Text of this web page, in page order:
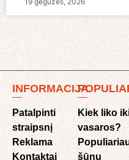
INFORMACIJA
Patalpinti
straipsnį
Reklama
Kontaktai
Kiek liko
vasaros?
šūnų